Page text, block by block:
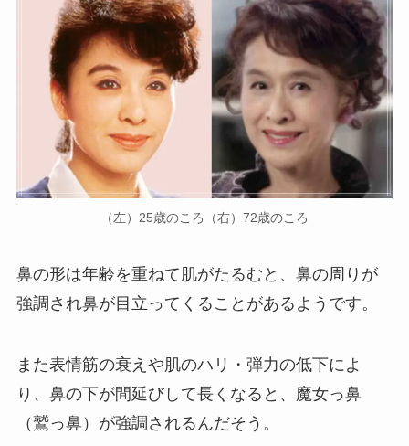
（左）25歳のころ（右）72歳のころ
鼻の形は年齢を重ねて肌がたるむと、鼻の周りが
強調され鼻が目立ってくることがあるようです。
また表情筋の衰えや肌のハリ・弾力の低下によ
り、鼻の下が間延びして長くなると、魔女っ鼻
（鷲っ鼻）が強調されるんだそう。